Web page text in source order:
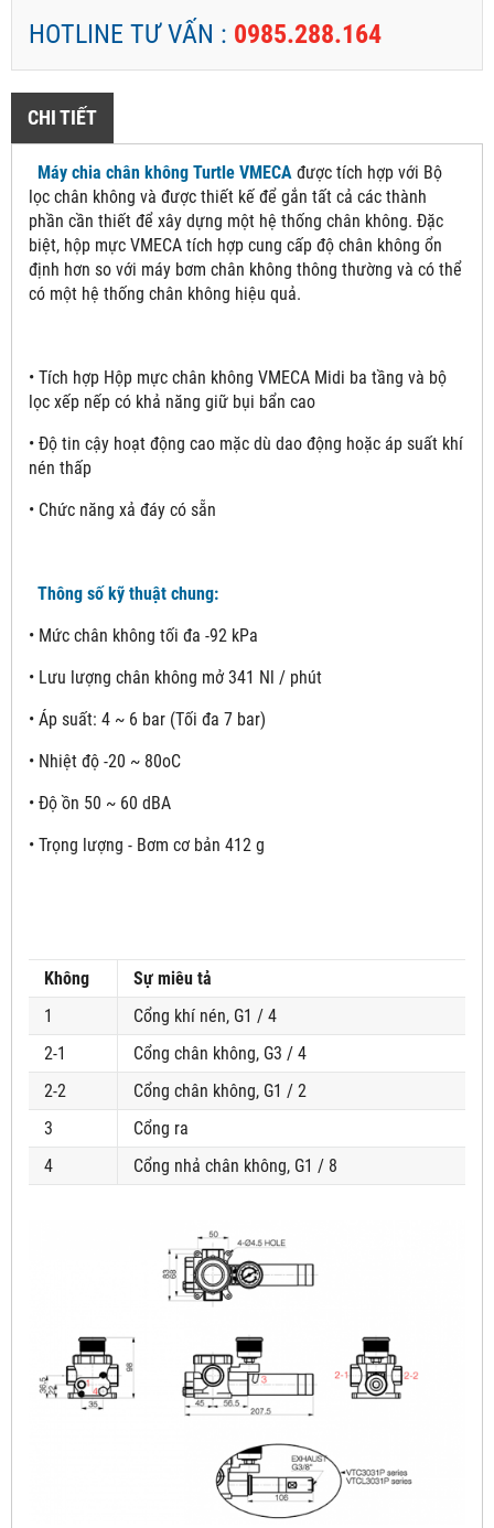
HOTLINE TƯ VẤN : 0985.288.164
CHI TIẾT
Máy chia chân không Turtle VMECA được tích hợp với Bộ
lọc chân không và được thiết kế để gắn tất cả các thành
phần cần thiết để xây dựng một hệ thống chân không. Đặc
biệt, hộp mực VMECA tích hợp cung cấp độ chân không ổn
định hơn so với máy bơm chân không thông thường và có thể
có một hệ thống chân không hiệu quả.
• Tích hợp Hộp mực chân không VMECA Midi ba tầng và bộ
lọc xếp nếp có khả năng giữ bụi bẩn cao
• Độ tin cậy hoạt động cao mặc dù dao động hoặc áp suất khí
nén thấp
• Chức năng xả đáy có sẵn
Thông số kỹ thuật chung:
• Mức chân không tối đa -92 kPa
• Lưu lượng chân không mở 341 Nl / phút
• Áp suất: 4 ~ 6 bar (Tối đa 7 bar)
• Nhiệt độ -20 ~ 80oC
• Độ ồn 50 ~ 60 dBA
• Trọng lượng - Bơm cơ bản 412 g
Không
Sự miêu tả
1
Cổng khí nén, G1 / 4
2-1
Cổng chân không, G3 / 4
2-2
Cổng chân không, G1 / 2
3
Cổng ra
4
Cổng nhả chân không, G1 / 8